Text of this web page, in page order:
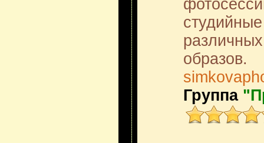
образов.
Группа